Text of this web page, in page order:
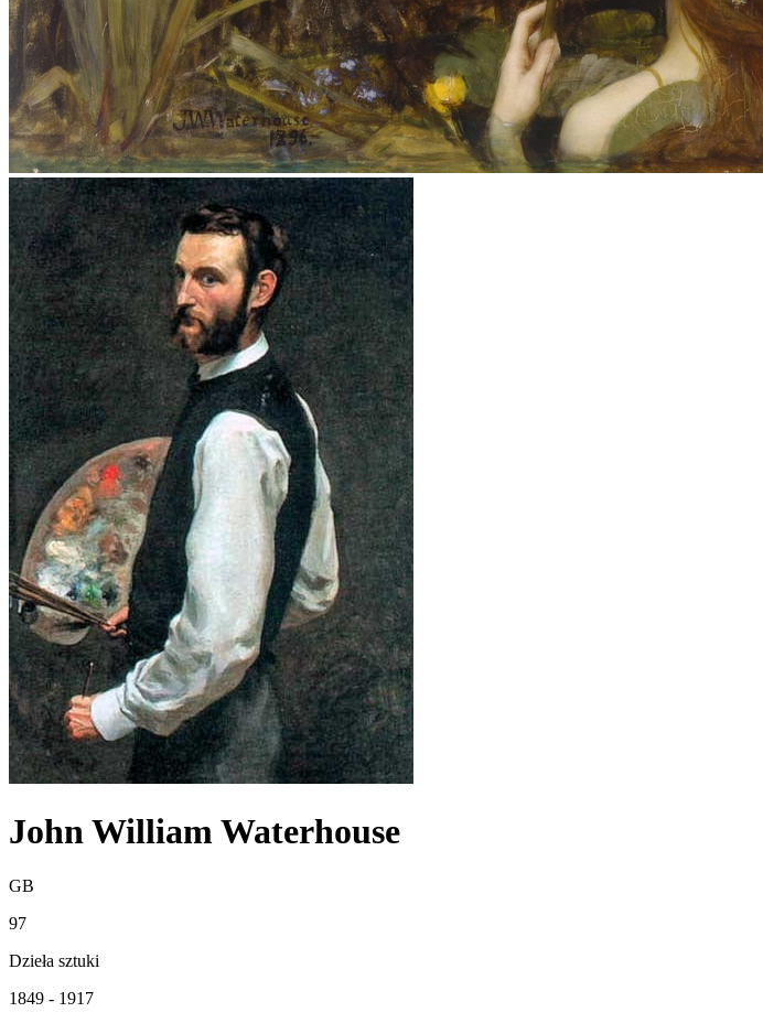
John William Waterhouse
GB
97
Dzieła sztuki
1849 - 1917